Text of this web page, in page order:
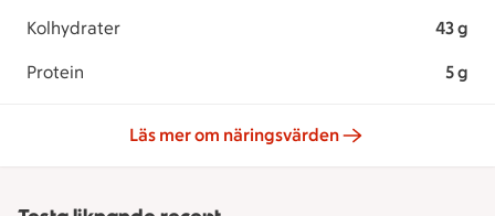
Kolhydrater 43 g
Protein 5 g
Läs mer om näringsvärden